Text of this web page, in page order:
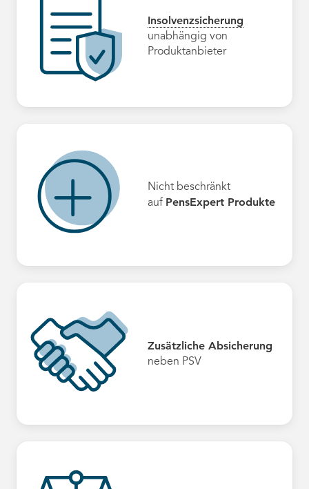
Insolvenzsicherung
unabhängig von
Produktanbieter
Nicht beschränkt
auf PensExpert Produkte
Zusätzliche Absicherung
neben PSV